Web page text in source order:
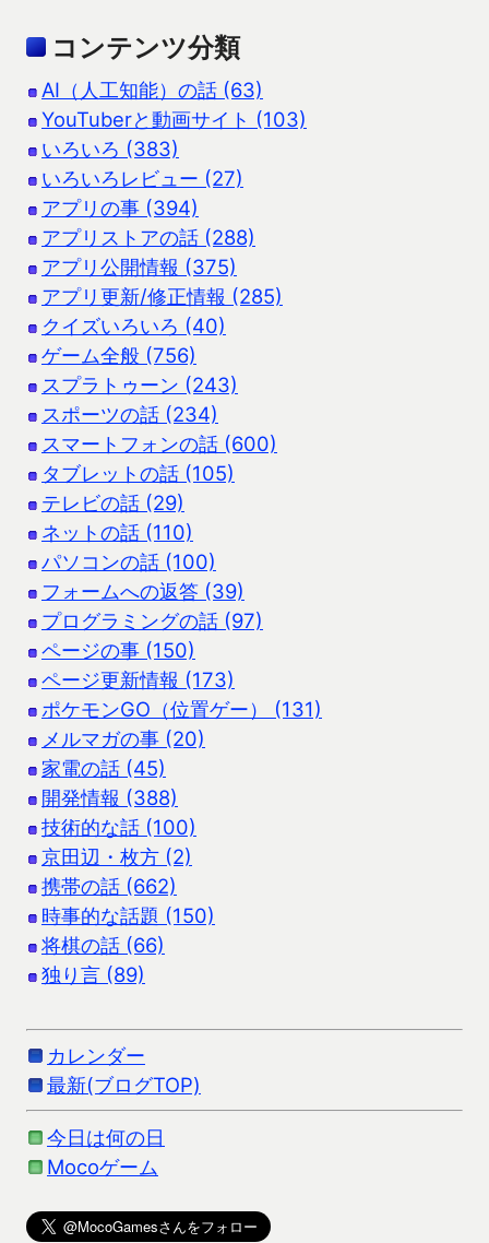
コンテンツ分類
AI（人工知能）の話 (63)
YouTuberと動画サイト (103)
いろいろ (383)
いろいろレビュー (27)
アプリの事 (394)
アプリストアの話 (288)
アプリ公開情報 (375)
アプリ更新/修正情報 (285)
クイズいろいろ (40)
ゲーム全般 (756)
スプラトゥーン (243)
スポーツの話 (234)
スマートフォンの話 (600)
タブレットの話 (105)
テレビの話 (29)
ネットの話 (110)
パソコンの話 (100)
フォームへの返答 (39)
プログラミングの話 (97)
ページの事 (150)
ページ更新情報 (173)
ポケモンGO（位置ゲー） (131)
メルマガの事 (20)
家電の話 (45)
開発情報 (388)
技術的な話 (100)
京田辺・枚方 (2)
携帯の話 (662)
時事的な話題 (150)
将棋の話 (66)
独り言 (89)
カレンダー
最新(ブログTOP)
今日は何の日
Mocoゲーム